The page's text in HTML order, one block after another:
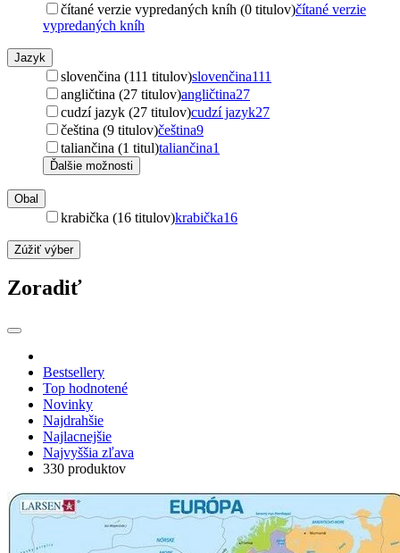
čítané verzie vypredaných kníh (0 titulov)čítané verzie
vypredaných kníh
Jazyk
slovenčina (111 titulov)slovenčina111
angličtina (27 titulov)angličtina27
cudzí jazyk (27 titulov)cudzí jazyk27
čeština (9 titulov)čeština9
taliančina (1 titul)taliančina1
Ďalšie možnosti
Obal
krabička (16 titulov)krabička16
Zúžiť výber
Zoradiť
Bestsellery
Top hodnotené
Novinky
Najdrahšie
Najlacnejšie
Najvyššia zľava
330 produktov